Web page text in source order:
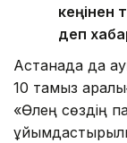
кеңінен
деп
Астанада да
10 тамыз
«Өлең сөздің